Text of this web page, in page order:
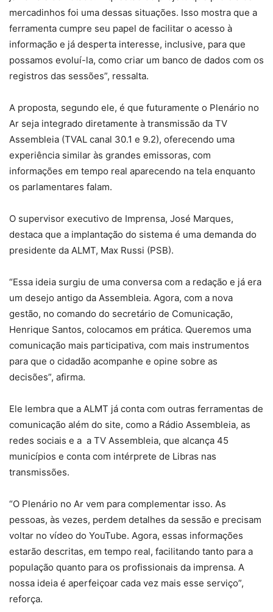
mercadinhos foi uma dessas situações. Isso mostra que a
ferramenta cumpre seu papel de facilitar o acesso à
informação e já desperta interesse, inclusive, para que
possamos evoluí-la, como criar um banco de dados com os
registros das sessões”, ressalta.
A proposta, segundo ele, é que futuramente o Plenário no
Ar seja integrado diretamente à transmissão da TV
Assembleia (TVAL canal 30.1 e 9.2), oferecendo uma
experiência similar às grandes emissoras, com
informações em tempo real aparecendo na tela enquanto
os parlamentares falam.
O supervisor executivo de Imprensa, José Marques,
destaca que a implantação do sistema é uma demanda do
presidente da ALMT, Max Russi (PSB).
“Essa ideia surgiu de uma conversa com a redação e já era
um desejo antigo da Assembleia. Agora, com a nova
gestão, no comando do secretário de Comunicação,
Henrique Santos, colocamos em prática. Queremos uma
comunicação mais participativa, com mais instrumentos
para que o cidadão acompanhe e opine sobre as
decisões”, afirma.
Ele lembra que a ALMT já conta com outras ferramentas de
comunicação além do site, como a Rádio Assembleia, as
redes sociais e a a TV Assembleia, que alcança 45
municípios e conta com intérprete de Libras nas
transmissões.
“O Plenário no Ar vem para complementar isso. As
pessoas, às vezes, perdem detalhes da sessão e precisam
voltar no vídeo do YouTube. Agora, essas informações
estarão descritas, em tempo real, facilitando tanto para a
população quanto para os profissionais da imprensa. A
nossa ideia é aperfeiçoar cada vez mais esse serviço”,
reforça.